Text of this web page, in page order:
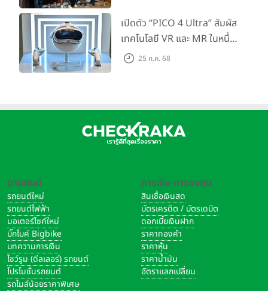
• Android OS 11 with MagicUI 4.2
• กล้องถ่ายรูป Quad Camera ประกอบด้วย
• กล้องหลัก ความละเอียด 64MP (F1.8)
• กล้อง Depth ความละเอียด 2MP (F2.4)
• กล้อง Macro ความละเอียด 2MP (F2.4)
• WiFi 802.11 a/b/g/n/ac
• Bluetooth 5.0
• OTG Support
• แบตเตอรี่ 4000 mAh (Honor SuperCharge 22.5W)
สร้างสรรค์ ‘GoPro...Go Pro
Creators’
เปิดตัว “PICO 4 Ultra” สัมผัส
เทคโนโลยี VR และ MR ในหนึ่ง
เดียว ยกระดับการทำงานและ25 ก.ค. 68
ยานยนต์
รถยนต์ใหม่
รถยนต์ไฟฟ้า
มอเตอร์ไซค์ใหม่
บิ๊กไบค์ Bigbike
บทความการเงิน
โชว์รูม (ดีลเลอร์) รถยนต์
โปรโมชั่นรถยนต์
รถไมล์น้อยราคาพิเศษ
การเงิน-การลงทุน
สินเชื่อเงินสด
บัตรเครดิต / บัตรเดบิต
ดอกเบี้ยเงินฝาก
ราคาทองคำ
ราคาหุ้น
ราคาน้ำมัน
อัตราแลกเปลี่ยน